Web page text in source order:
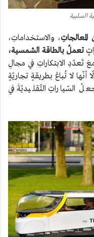
السلبية
، والاستخداماتِ،
تعملُ بالطاقة الشمسية،
تَعدّدِ الابتكاراتِ في مجالِ
أنّها لا تُباعْ بطريقةٍ تجاريّةٍ
السّياراتِ التّقليديّةَ في